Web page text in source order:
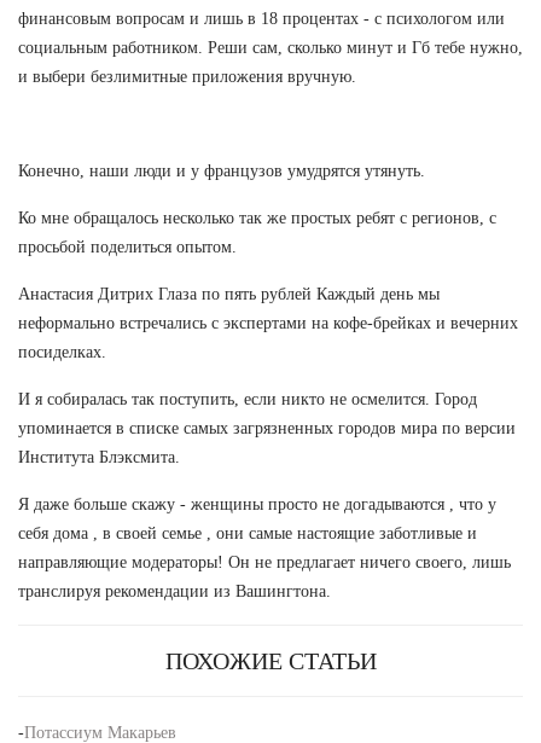
финансовым вопросам и лишь в 18 процентах - с психологом или
социальным работником. Реши сам, сколько минут и Гб тебе нужно,
и выбери безлимитные приложения вручную.
Конечно, наши люди и у французов умудрятся утянуть.
Ко мне обращалось несколько так же простых ребят с регионов, с
просьбой поделиться опытом.
Анастасия Дитрих Глаза по пять рублей Каждый день мы
неформально встречались с экспертами на кофе-брейках и вечерних
посиделках.
И я собиралась так поступить, если никто не осмелится. Город
упоминается в списке самых загрязненных городов мира по версии
Института Блэксмита.
Я даже больше скажу - женщины просто не догадываются , что у
себя дома , в своей семье , они самые настоящие заботливые и
направляющие модераторы! Он не предлагает ничего своего, лишь
транслируя рекомендации из Вашингтона.
ПОХОЖИЕ СТАТЬИ
-Потассиум Макарьев